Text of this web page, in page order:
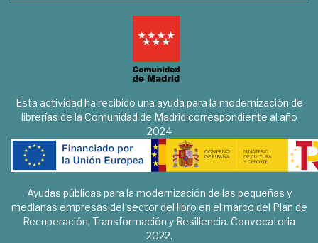
Esta actividad ha recibido una ayuda para la modernización de
librerías de la Comunidad de Madrid correspondiente al año
2024
Ayudas públicas para la modernización de las pequeñas y
medianas empresas del sector del libro en el marco del Plan de
Recuperación, Transformación y Resiliencia. Convocatoria
2022.